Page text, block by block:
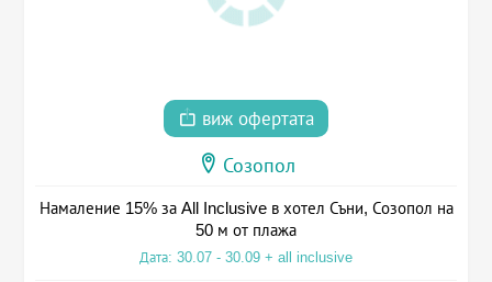
виж офертата
Созопол
Намаление 15% за All Inclusive в хотел Съни, Созопол на
50 м от плажа
Дата: 30.07 - 30.09 + all inclusive